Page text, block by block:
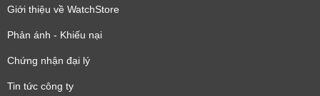
Giới thiệu về WatchStore
Phản ánh - Khiếu nại
Chứng nhận đại lý
Tin tức công ty